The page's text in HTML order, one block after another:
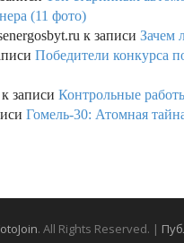
(11 фото)
к записи Зачем
Победители конкурса
к записи Контрольные
Гомель-30: Атомная
. All Rights Reserved. |